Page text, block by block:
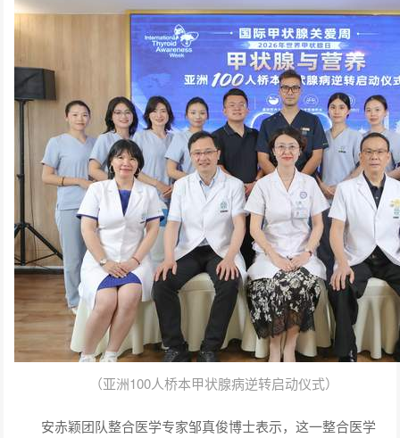
（亚洲100人桥本甲状腺病逆转启动仪式）
安赤颖团队整合医学专家邹真俊博士表示，这一整合医学